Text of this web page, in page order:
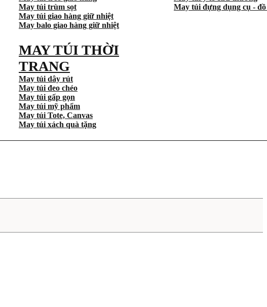
May túi trùm sọt
May túi giao hàng giữ nhiệt
May balo giao hàng giữ nhiệt
May túi đựng dụng cụ - đồ
MAY TÚI THỜI
TRANG
May túi dây rút
May túi đeo chéo
May túi gấp gọn
May túi mỹ phẩm
May túi Tote, Canvas
May túi xách quà tặng